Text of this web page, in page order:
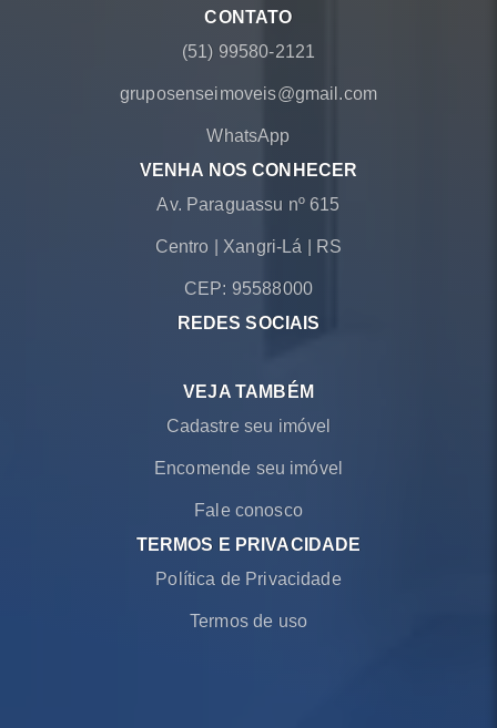
CONTATO
(51) 99580-2121
gruposenseimoveis@gmail.com
WhatsApp
VENHA NOS CONHECER
Av. Paraguassu nº 615
Centro Xangri-Lá RS
CEP: 95588000
REDES SOCIAIS
VEJA TAMBÉM
Cadastre seu imóvel
Encomende seu imóvel
Fale conosco
TERMOS E PRIVACIDADE
Política de Privacidade
Termos de uso